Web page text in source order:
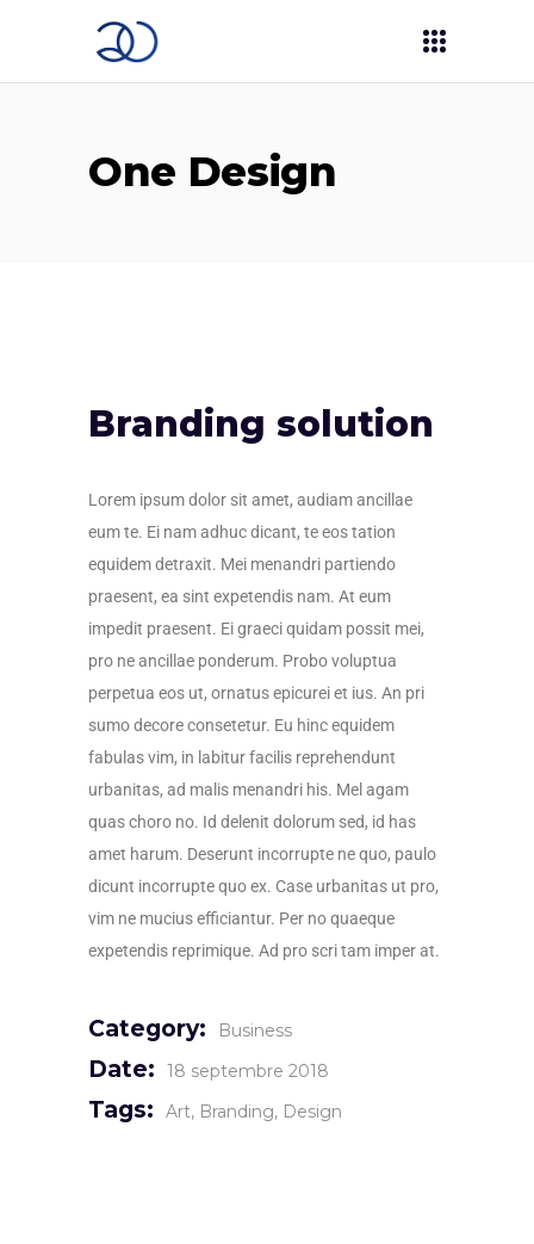
One Design
Branding solution
Lorem ipsum dolor sit amet, audiam ancillae
eum te. Ei nam adhuc dicant, te eos tation
equidem detraxit. Mei menandri partiendo
praesent, ea sint expetendis nam. At eum
impedit praesent. Ei graeci quidam possit mei,
pro ne ancillae ponderum. Probo voluptua
perpetua eos ut, ornatus epicurei et ius. An pri
sumo decore consetetur. Eu hinc equidem
fabulas vim, in labitur facilis reprehendunt
urbanitas, ad malis menandri his. Mel agam
quas choro no. Id delenit dolorum sed, id has
amet harum. Deserunt incorrupte ne quo, paulo
dicunt incorrupte quo ex. Case urbanitas ut pro,
vim ne mucius efficiantur. Per no quaeque
expetendis reprimique. Ad pro scri tam imper at.
Category: Business
Date: 18 septembre 2018
Tags: Art Branding Design